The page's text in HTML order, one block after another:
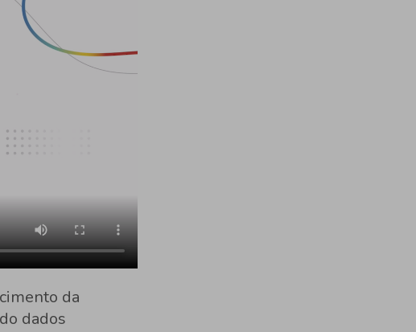
da
dados